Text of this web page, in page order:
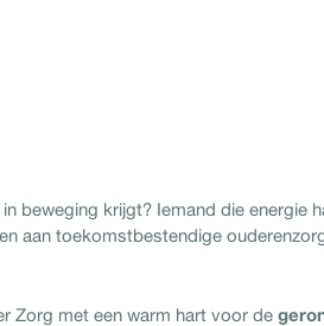
beweging krijgt? Iemand die energie
aan toekomstbestendige
Zorg met een warm hart voor de